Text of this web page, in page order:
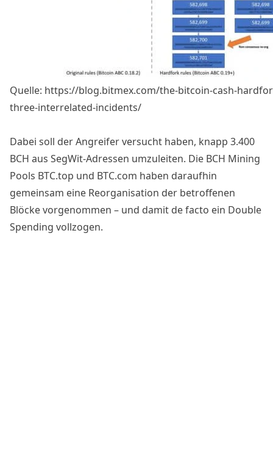
Quelle: https://blog.bitmex.com/the-bitcoin-cash-
three-interrelated-incidents/
Dabei soll der Angreifer versucht haben, knapp 3.400
BCH aus SegWit-Adressen umzuleiten. Die BCH Mining
Pools BTC.top und BTC.com haben daraufhin
gemeinsam eine Reorganisation der betroffenen
Blöcke vorgenommen – und damit de facto ein Double
Spending vollzogen.